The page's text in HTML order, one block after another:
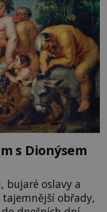
namířeno,
„Do Sk
s Dionýsem
bujaré oslavy a
obřady,